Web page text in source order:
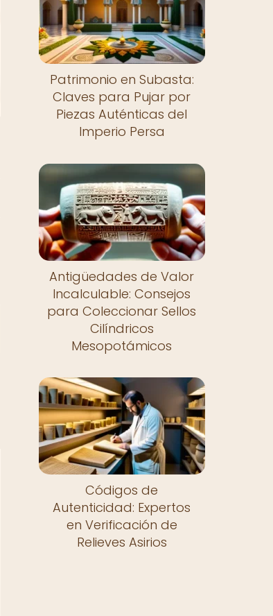
Patrimonio en Subasta:
Claves para Pujar por
Piezas Auténticas del
Imperio Persa
Antigüedades de Valor
Incalculable: Consejos
para Coleccionar Sellos
Cilíndricos
Mesopotámicos
Códigos de
Autenticidad: Expertos
en Verificación de
Relieves Asirios